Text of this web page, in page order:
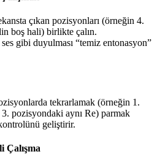
çıkan pozisyonları (örneğin 4.
boş hali) birlikte çalın.
gibi duyulması “temiz entonasyon”
tekrarlamak (örneğin 1.
pozisyondaki aynı Re) parmak
geliştirir.
Çalışma